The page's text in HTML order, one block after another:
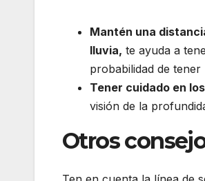
Mantén una
lluvia, te ayuda a
probabilidad de
Tener cuidado en
visión de la
Otros